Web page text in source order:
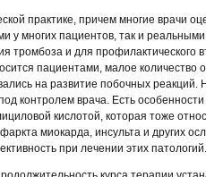
практике, причем многие врачи
у многих пациентов, так и
тромбоза и для профилактического
пациентами, малое количество
на развитие побочных реакций.
контролем врача. Есть
кислотой, которая тоже
миокарда, инсульта и других
при лечении этих патологий.